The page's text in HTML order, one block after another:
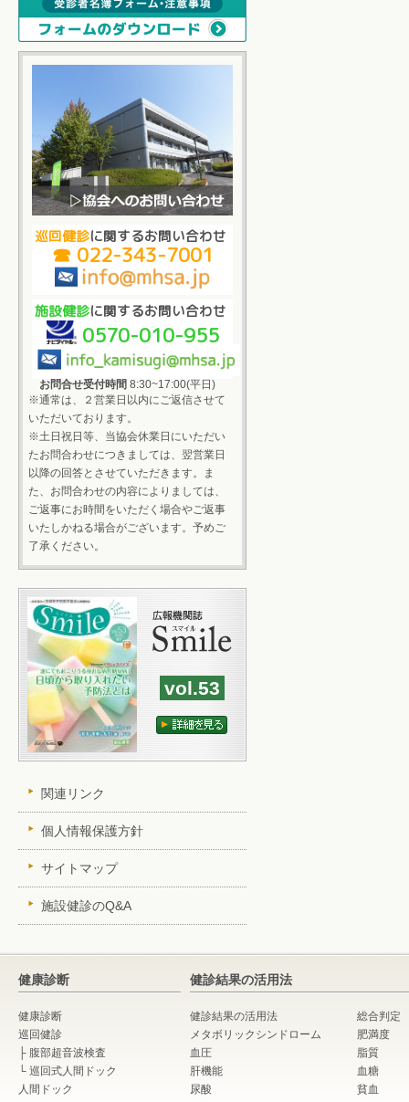
巡回健診に関するお問い合わせ
☎ 022-343-7001
施設健診に関するお問い合わせ
0570-010-955
お問合せ受付時間 8:30~17:00(平日)
※通常は、２営業日以内にご返信させて
いただいております。
※土日祝日等、当協会休業日にいただい
たお問合わせにつきましては、翌営業日
以降の回答とさせていただきます。ま
た、お問合わせの内容によりましては、
ご返事にお時間をいただく場合やご返事
いたしかねる場合がございます。予めご
了承ください。
vol.53
関連リンク
個人情報保護方針
サイトマップ
施設健診のQ&A
健康診断
健康診断
巡回健診
├ 腹部超音波検査
└ 巡回式人間ドック
人間ドック
健診結果の活用法
健診結果の活用法
総合判定
メタボリックシンドローム
肥満度
血圧
脂質
肝機能
血糖
尿酸
貧血